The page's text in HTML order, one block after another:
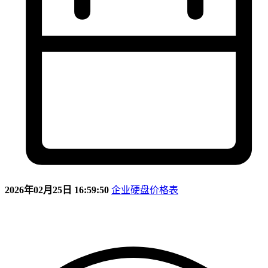
2026年02月25日 16:59:50 企业硬盘价格表